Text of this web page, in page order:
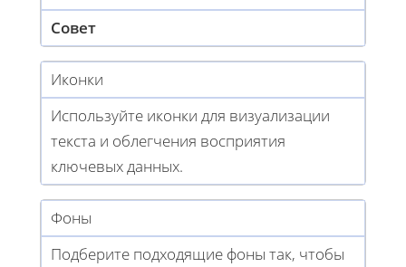
Совет
Иконки
Используйте иконки для визуализации
текста и облегчения восприятия
ключевых данных.
Фоны
Подберите подходящие фоны так, чтобы